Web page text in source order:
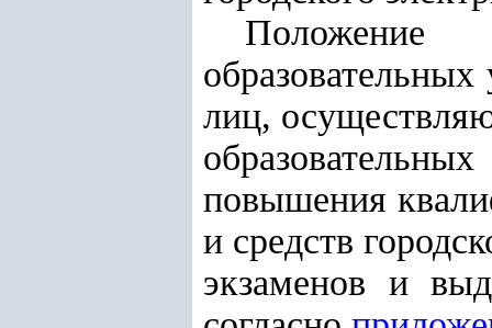
Положение
лиц,
повышения
и средств
экзаменов и